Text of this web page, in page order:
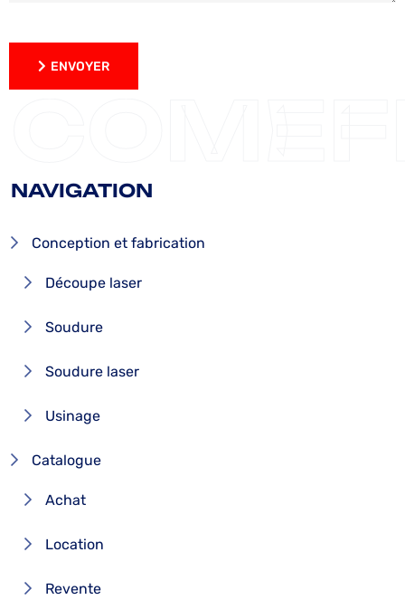
ENVOYER
NAVIGATION
Conception et fabrication
Découpe laser
Soudure
Soudure laser
Usinage
Catalogue
Achat
Location
Revente